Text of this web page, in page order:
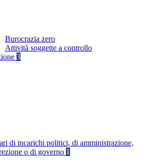
Burocrazia zero
Attività soggette a controllo
3
di incarichi politici, di amministrazione,
o di governo 1